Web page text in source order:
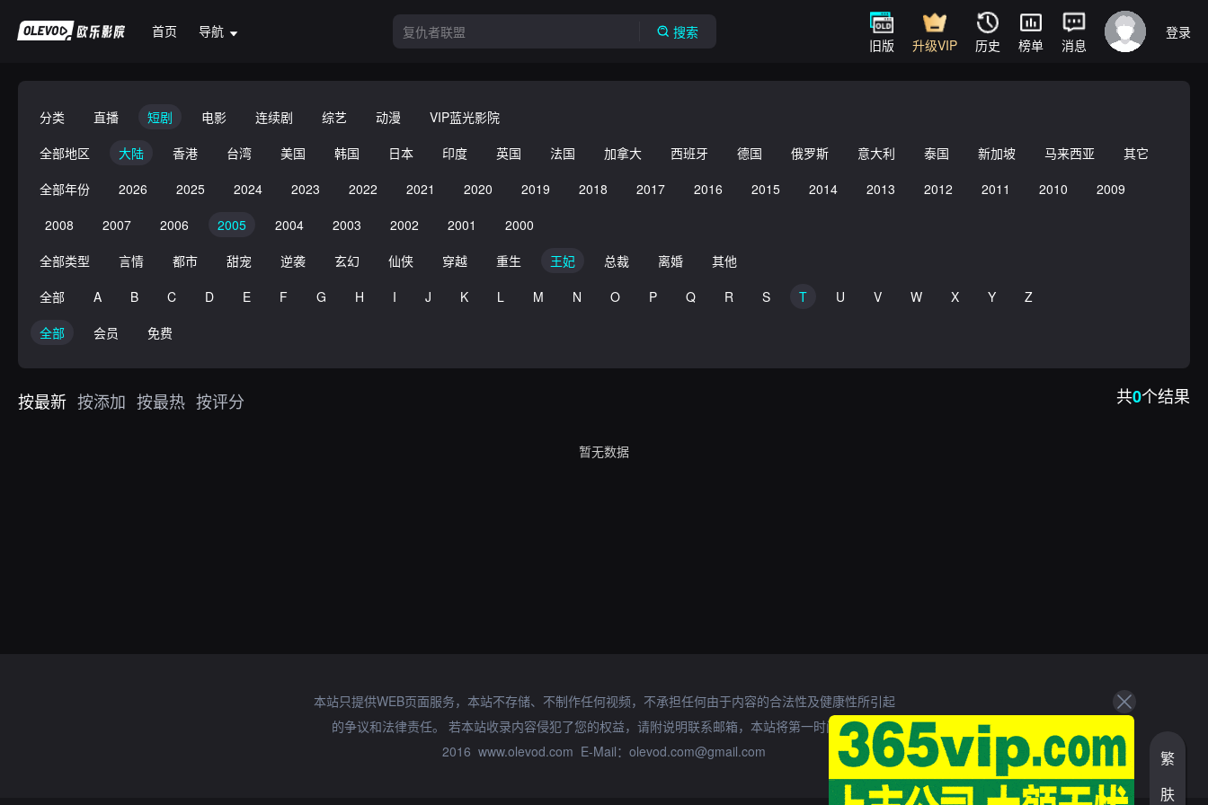
首页 导航 搜索
旧版 升级VIP 历史 榜单 消息
登录
分类 直播 短剧 电影 连续剧 综艺 动漫
VIP蓝光影院
全部地区
大陆 香港 台湾 美国 韩国 日本 印度 英国 法国 加拿大 西班牙 德国 俄罗斯 意大利 泰国 新加坡 马来西亚
其它
全部年份
2026 2025 2024 2023 2022 2021 2020 2019 2018 2017 2016 2015 2014 2013 2012 2011 2010
2009
2008
2007 2006 2005 2004 2003 2002 2001
2000
全部类型
言情 都市 甜宠 逆袭 玄幻 仙侠 穿越 重生 王妃 总裁 离婚
其他
全部
A B C D E F G H I J K L M N O P Q R S T U V W X Y
Z
全部
会员 免费
按最新 按添加 按最热 按评分 共0个结果
暂无数据
本站只提供WEB页面服务，本站不存储、不制作任何视频，不承担任何由于内容的合法性及健康性所引起
的争议和法律责任。 若本站收录内容侵犯了您的权益，请附说明联系邮箱，本站将第一时间处理。
2016 www.olevod.com E-Mail：olevod.com@gmail.com
繁
肤